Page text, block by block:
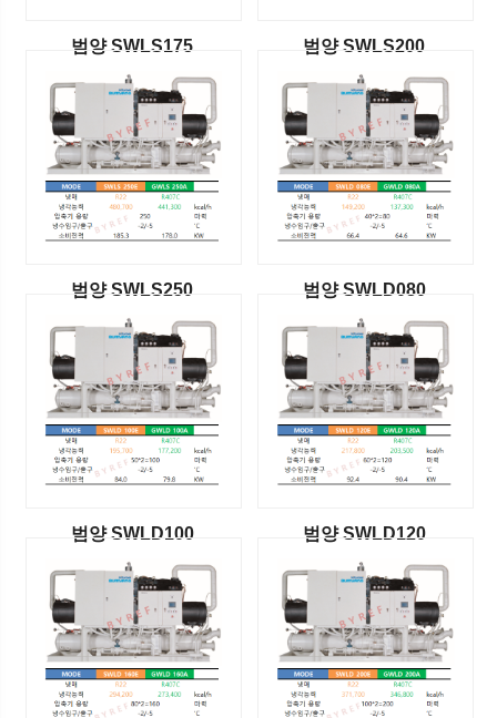
범양 SWLS175 범양 SWLS200
범양 SWLS250 범양 SWLD080
범양 SWLD100 범양 SWLD120